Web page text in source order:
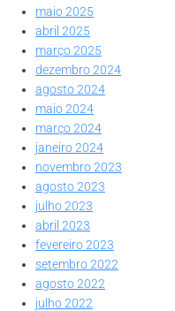
maio 2025
abril 2025
março 2025
dezembro 2024
agosto 2024
maio 2024
março 2024
janeiro 2024
novembro 2023
agosto 2023
julho 2023
abril 2023
fevereiro 2023
setembro 2022
agosto 2022
julho 2022